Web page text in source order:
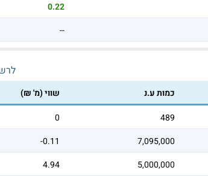
0.22
--
כמות ע.נ
שווי (מ' ₪)
489
0
7,095,000
-0.11
5,000,000
4.94